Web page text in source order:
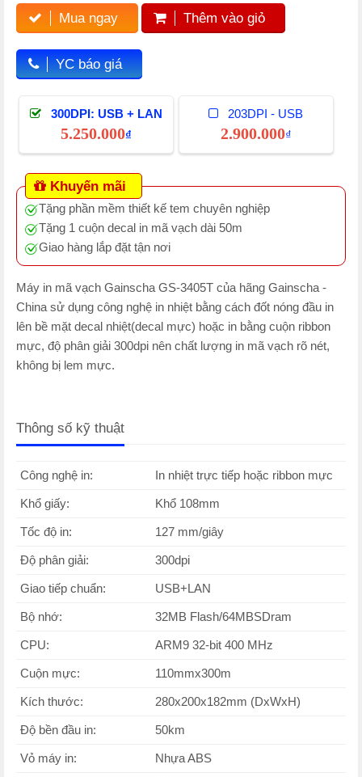
Mua ngay Thêm vào giỏ
YC báo giá
300DPI: USB + LAN
5.250.000₫
203DPI - USB
2.900.000₫
Khuyến mãi
Tặng phần mềm thiết kế tem chuyên nghiệp
Tặng 1 cuộn decal in mã vạch dài 50m
Giao hàng lắp đặt tận nơi
Máy in mã vạch Gainscha GS-3405T của hãng Gainscha -
China sử dụng công nghệ in nhiệt bằng cách đốt nóng đầu in
lên bề mặt decal nhiệt(decal mực) hoặc in bằng cuộn ribbon
mực, độ phân giải 300dpi nên chất lượng in mã vạch rõ nét,
không bị lem mực.
Thông số kỹ thuật
Công nghệ in: In nhiệt trực tiếp hoặc ribbon mực
Khổ giấy: Khổ 108mm
Tốc độ in: 127 mm/giây
Độ phân giải: 300dpi
Giao tiếp chuẩn: USB+LAN
Bộ nhớ: 32MB Flash/64MBSDram
CPU: ARM9 32-bit 400 MHz
Cuộn mực: 110mmx300m
Kích thước: 280x200x182mm (DxWxH)
Độ bền đầu in: 50km
Vỏ máy in: Nhựa ABS